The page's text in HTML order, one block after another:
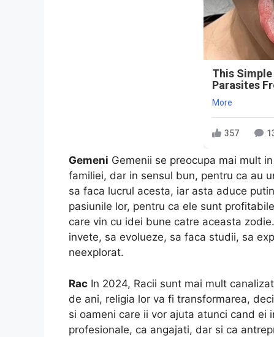
This Simple
Parasites
More
357
Gemeni Gemenii se preocupa mai mult
familiei, dar in sensul bun, pentru ca au
sa faca lucrul acesta, iar asta aduce
pasiunile lor, pentru ca ele sunt
care vin cu idei bune catre aceasta
invete, sa evolueze, sa faca studii, sa
neexplorat.
Rac In 2024, Racii sunt mai mult
de ani, religia lor va fi transformarea,
si oameni care ii vor ajuta atunci cand
profesionale, ca angajati, dar si ca